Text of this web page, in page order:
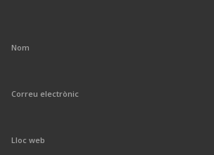
Nom
Correu electrònic
Lloc web